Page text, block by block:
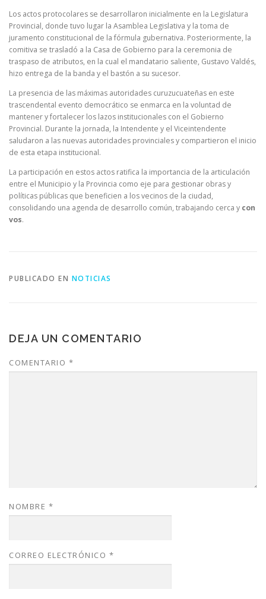
Los actos protocolares se desarrollaron inicialmente en la Legislatura
Provincial, donde tuvo lugar la Asamblea Legislativa y la toma de
juramento constitucional de la fórmula gubernativa. Posteriormente, la
comitiva se trasladó a la Casa de Gobierno para la ceremonia de
traspaso de atributos, en la cual el mandatario saliente, Gustavo Valdés,
hizo entrega de la banda y el bastón a su sucesor.
La presencia de las máximas autoridades curuzucuateñas en este
trascendental evento democrático se enmarca en la voluntad de
mantener y fortalecer los lazos institucionales con el Gobierno
Provincial. Durante la jornada, la Intendente y el Viceintendente
saludaron a las nuevas autoridades provinciales y compartieron el inicio
de esta etapa institucional.
La participación en estos actos ratifica la importancia de la articulación
entre el Municipio y la Provincia como eje para gestionar obras y
políticas públicas que beneficien a los vecinos de la ciudad,
consolidando una agenda de desarrollo común, trabajando cerca y con
vos.
PUBLICADO EN NOTICIAS
DEJA UN COMENTARIO
COMENTARIO *
NOMBRE *
CORREO ELECTRÓNICO *